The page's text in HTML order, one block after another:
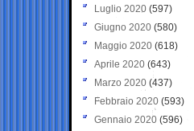
Luglio 2020 (597)
Giugno 2020 (580)
Maggio 2020 (618)
Aprile 2020 (643)
Marzo 2020 (437)
Febbraio 2020 (593)
Gennaio 2020 (596)